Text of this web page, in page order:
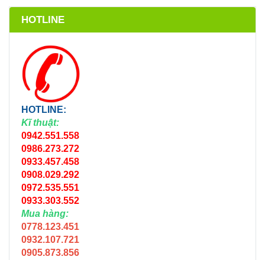
HOTLINE
HOTLINE:
Kĩ thuật:
0942.551.558
0986.273.272
0933.457.458
0908.029.292
0972.535.551
0933.303.552
Mua hàng:
0778.123.451
0932.107.721
0905.873.856